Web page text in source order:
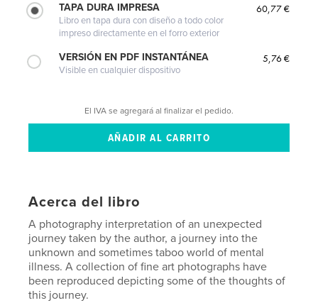
TAPA DURA IMPRESA
Libro en tapa dura con diseño a todo color
impreso directamente en el forro exterior
60,77 €
VERSIÓN EN PDF INSTANTÁNEA
Visible en cualquier dispositivo
5,76 €
El IVA se agregará al finalizar el pedido.
Acerca del libro
A photography interpretation of an unexpected
journey taken by the author, a journey into the
unknown and sometimes taboo world of mental
illness. A collection of fine art photographs have
been reproduced depicting some of the thoughts of
this journey.